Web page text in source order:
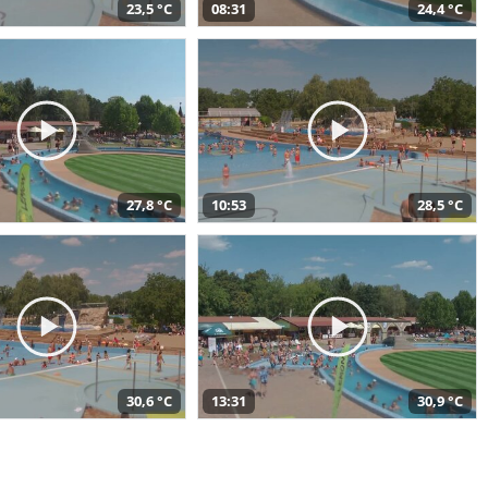
23,5 °C 08:31 24,4 °C
27,8 °C 10:53 28,5 °C
30,6 °C 13:31 30,9 °C